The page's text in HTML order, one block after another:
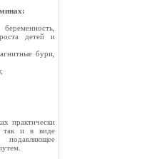
детей и
бури,
практически
так и в виде